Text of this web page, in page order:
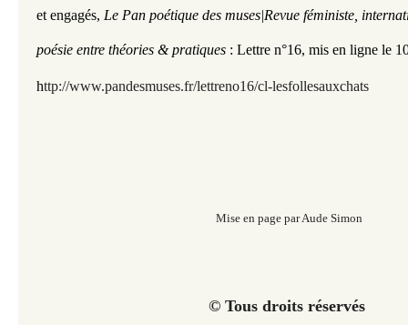
et engagés, Le Pan poétique des muses|Revue féministe,
poésie entre théories & pratiques : Lettre n°16, mis en ligne le
http://www.pandesmuses.fr/lettreno16/cl-lesfollesauxchats
Mise en page par Aude Simon
© Tous droits réservés